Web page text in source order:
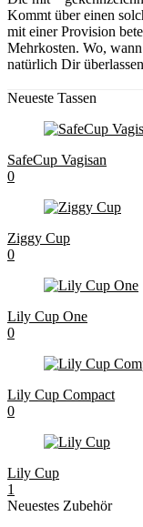
Kommt über einen
mit einer Provision
Mehrkosten. Wo,
natürlich Dir
Neueste Tassen
SafeCup Vagisan
0
Ziggy Cup
0
Lily Cup One
0
Lily Cup Compact
0
Lily Cup
1
Neuestes Zubehör